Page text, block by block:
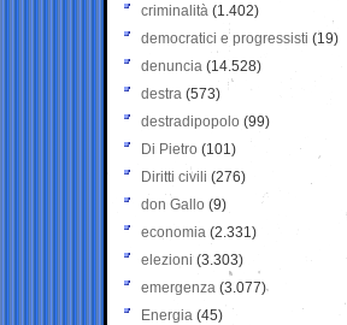
criminalità (1.402)
democratici e progressisti (19)
denuncia (14.528)
destra (573)
destradipopolo (99)
Di Pietro (101)
Diritti civili (276)
don Gallo (9)
economia (2.331)
elezioni (3.303)
emergenza (3.077)
Energia (45)